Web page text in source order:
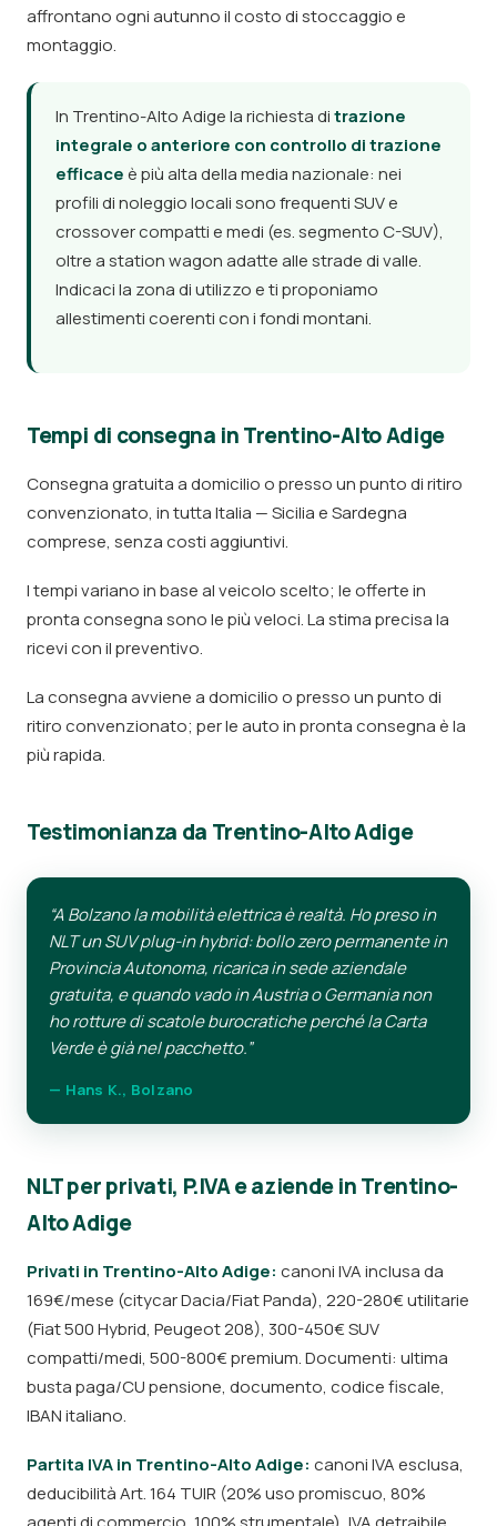
affrontano ogni autunno il costo di stoccaggio e
montaggio.
In Trentino-Alto Adige la richiesta ditrazione
integrale o anteriore con controllo di trazione
efficaceè più alta della media nazionale: nei
profili di noleggio locali sono frequenti SUV e
crossover compatti e medi (es. segmento C-SUV),
oltre a station wagon adatte alle strade di valle.
Indicaci la zona di utilizzo e ti proponiamo
allestimenti coerenti con i fondi montani.
Tempi di consegna in Trentino-Alto Adige
Consegna gratuita a domicilio o presso un punto di ritiro
convenzionato, in tutta Italia — Sicilia e Sardegna
comprese, senza costi aggiuntivi.
I tempi variano in base al veicolo scelto; le offerte in
pronta consegna sono le più veloci. La stima precisa la
ricevi con il preventivo.
La consegna avviene a domicilio o presso un punto di
ritiro convenzionato; per le auto in pronta consegna è la
più rapida.
Testimonianza da Trentino-Alto Adige
“A Bolzano la mobilità elettrica è realtà. Ho preso in
NLT un SUV plug-in hybrid: bollo zero permanente in
Provincia Autonoma, ricarica in sede aziendale
gratuita, e quando vado in Austria o Germania non
ho rotture di scatole burocratiche perché la Carta
Verde è già nel pacchetto.”
— Hans K., Bolzano
NLT per privati, P.IVA e aziende in Trentino-
Alto Adige
Privati in Trentino-Alto Adige: canoni IVA inclusa da
169€/mese (citycar Dacia/Fiat Panda), 220-280€ utilitarie
(Fiat 500 Hybrid, Peugeot 208), 300-450€ SUV
compatti/medi, 500-800€ premium. Documenti: ultima
busta paga/CU pensione, documento, codice fiscale,
IBAN italiano.
Partita IVA in Trentino-Alto Adige: canoni IVA esclusa,
deducibilità Art. 164 TUIR (20% uso promiscuo, 80%